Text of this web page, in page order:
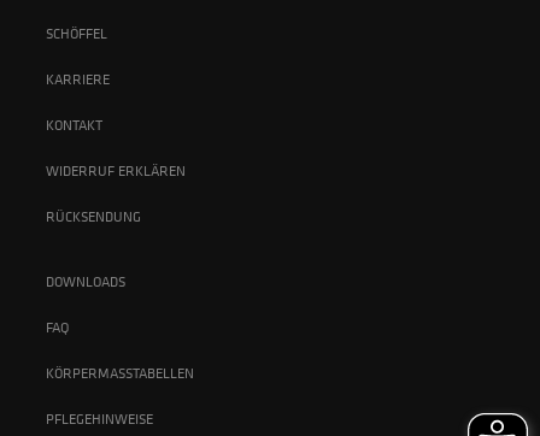
SCHÖFFEL
KARRIERE
KONTAKT
WIDERRUF ERKLÄREN
RÜCKSENDUNG
DOWNLOADS
FAQ
KÖRPERMASSTABELLEN
PFLEGEHINWEISE